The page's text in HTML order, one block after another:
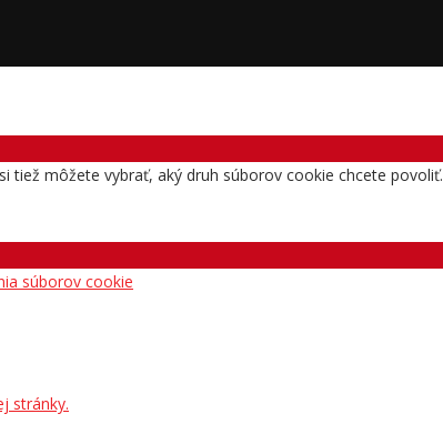
tiež môžete vybrať, aký druh súborov cookie chcete povoliť.
súborov cookie
stránky.